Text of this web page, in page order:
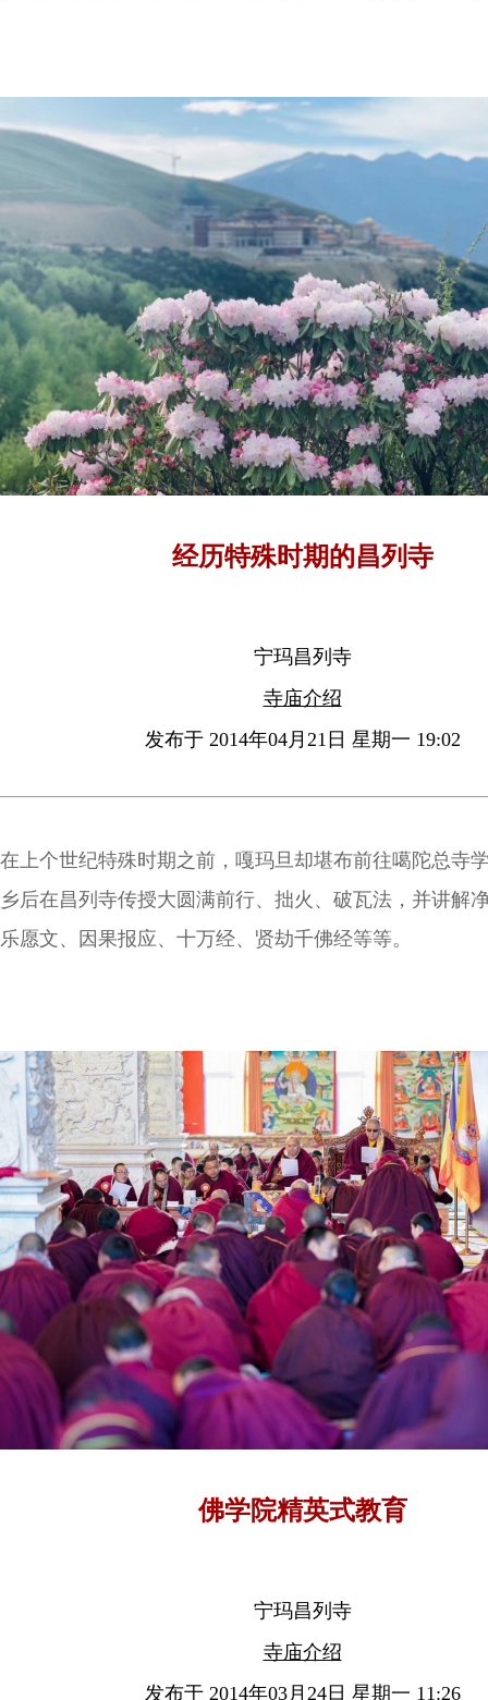
经历特殊时期的昌列寺
宁玛昌列寺
寺庙介绍
发布于 2014年04月21日 星期一 19:02
在上个世纪特殊时期之前，嘎玛旦却堪布前往噶陀总寺
乡后在昌列寺传授大圆满前行、拙火、破瓦法，并讲解
乐愿文、因果报应、十万经、贤劫千佛经等等。
佛学院精英式教育
宁玛昌列寺
寺庙介绍
发布于 2014年03月24日 星期一 11:26